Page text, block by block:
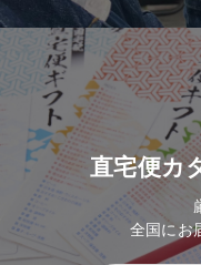
直宅便カ
全国にお